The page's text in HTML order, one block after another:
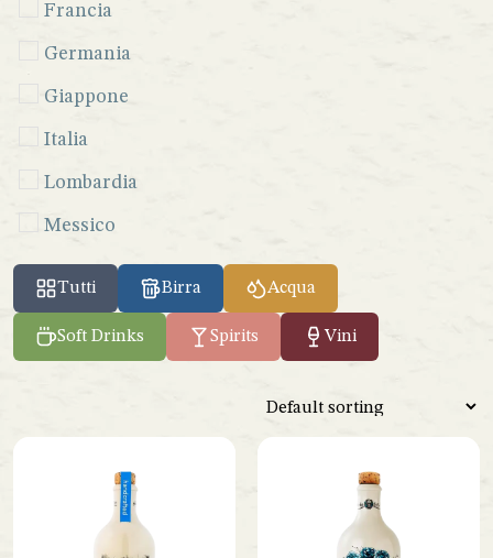
Francia
Germania
Giappone
Italia
Lombardia
Messico
Perù
Seychelles
Venezuela
Vietnam
Tutti Birra Acqua
Soft Drinks Spirits Vini